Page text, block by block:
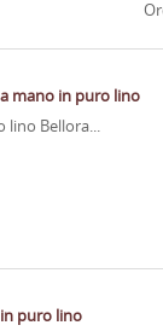
mano in puro lino
lino Bellora...
puro lino